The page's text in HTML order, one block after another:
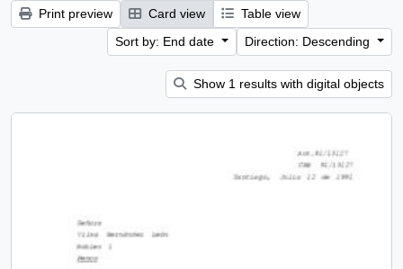
Print preview Card view
Table view
Sort by: End date
Direction: Descending
Show 1 results with digital objects